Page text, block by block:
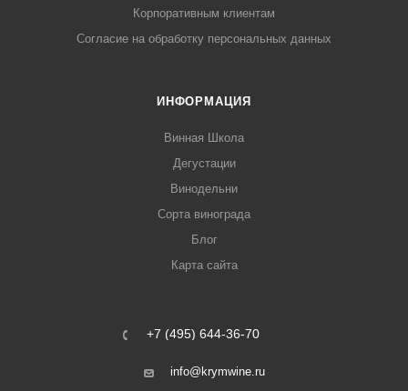
Корпоративным клиентам
Согласие на обработку персональных данных
ИНФОРМАЦИЯ
Винная Школа
Дегустации
Винодельни
Сорта винограда
Блог
Карта сайта
+7 (495) 644-36-70
info@krymwine.ru